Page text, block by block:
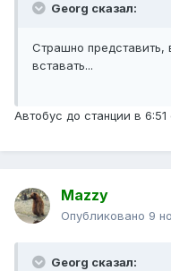
Georg сказал:
Страшно представить,
вставать...
Автобус до станции в
Mazzy
Опубликовано 9
Georg сказал: